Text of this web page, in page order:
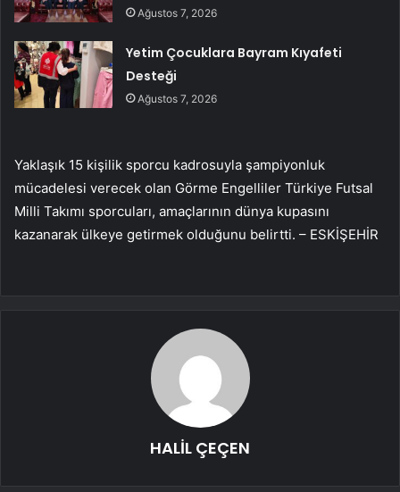
Ağustos 7, 2026
Yetim Çocuklara Bayram Kıyafeti
Desteği
Ağustos 7, 2026
Yaklaşık 15 kişilik sporcu kadrosuyla şampiyonluk
mücadelesi verecek olan Görme Engelliler Türkiye Futsal
Milli Takımı sporcuları, amaçlarının dünya kupasını
kazanarak ülkeye getirmek olduğunu belirtti. – ESKİŞEHİR
HALİL ÇEÇEN